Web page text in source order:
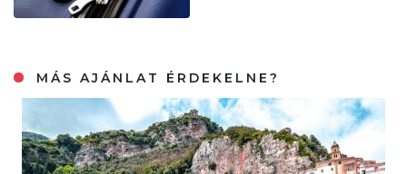
MÁS AJÁNLAT ÉRDEKELNE?